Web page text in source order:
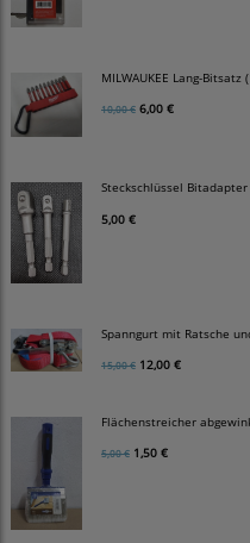
MILWAUKEE Lang-
10,00 € 6,00 €
Steckschlüssel
5,00 €
Spanngurt mit Ratsche
15,00 € 12,00 €
Flächenstreicher
5,00 € 1,50 €